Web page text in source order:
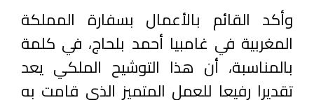
وأكد القائم بالأعمال بسفارة المملكة
المغربية في غامبيا أحمد بلحاج، في كلمة
بالمناسبة، أن هذا التوشيح الملكي يعد
تقديرا رفيعا للعمل المتميز الذي قامت به